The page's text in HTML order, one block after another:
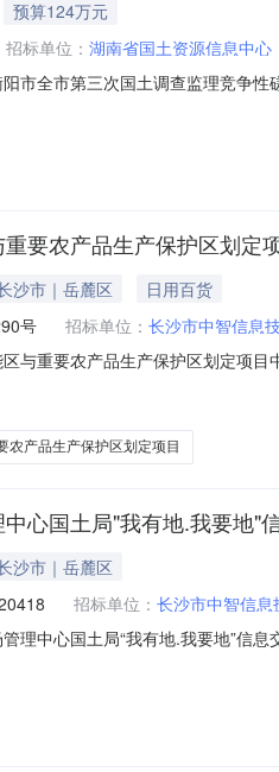
预算124万元
招标单位： 湖南省国土资源信息中心
市全市第三次国土调查监理竞争
2019年04月12日结束，现将成交
要农产品生产保护区划定
沙市｜岳麓区
日用百货
号 招标单位： 长沙市中智信息
与重要农产品生产保护区划定项
中心（迎宾东路355号中南电子商
农产品生产保护区划定项目
心国土局"我有地.我要地"
沙市｜岳麓区
招标单位： 长沙市中智信
理中心国土局“我有地.我要地”信
委托代理编号：CSPZZB-2018-采